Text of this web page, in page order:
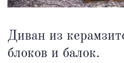
Диван из
блоков и балок.